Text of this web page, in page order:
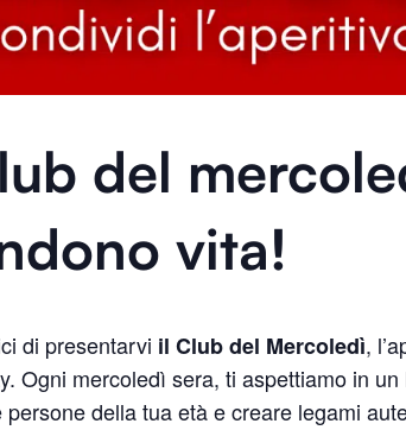
del
vita!
di presentarvi il Club del Mercoledì,
Ogni mercoledì sera, ti aspettiamo in
persone della tua età e creare legami